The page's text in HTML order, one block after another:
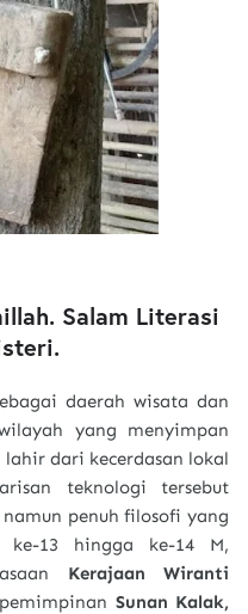
Salam Literasi
daerah wisata dan
yang menyimpan
dari kecerdasan lokal
teknologi tersebut
penuh filosofi yang
13 hingga ke-14 M,
Kerajaan Wiranti
Sunan Kalak,